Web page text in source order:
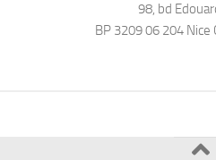
98, bd
BP 3209 06 204 Nice